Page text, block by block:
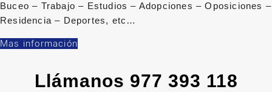
Buceo – Trabajo – Estudios – Adopciones – Oposiciones –
Residencia – Deportes, etc…
Mas información
Llámanos 977 393 118